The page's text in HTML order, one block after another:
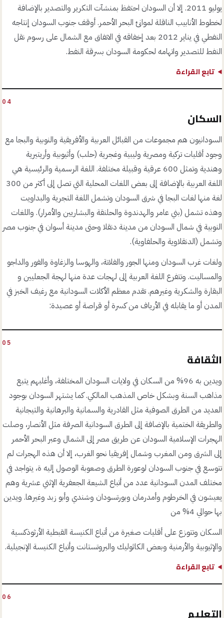
يوليو 2011. إلا أن السودان احتفظ بمنشآت التكرير والتصدير بالإضافة
لخطوط الأنابيب الناقلة لموانئ البحر الأحمر. أوقف جنوب السودان إنتاجه
النفطي في يناير 2012 بعد إخفاقه في الاتفاق مع الشمال على رسوم نقل
النفط للتصدير واتهامه لحكومة السودان بسرقة النفط.
تابع القراءة
04
السكان
السودانيون هم مجموعات من القبائل العربية والأفريقية والنوبية والبجا مع
وجود أقليات تركية ومصرية وليبية وغجرية (حلب) وأثيوبية وأريتيرية
وهندية وتمثل 600 عرقية وقبيلة مختلفة. اللغة الرسمية والرئيسية هي
اللغة العربية بالإضافة إلى بعض اللغات المحلية التي تصل إلى أكثر من 300
لغة منها لغات البجا في شرق السودان وتشمل اللغة التجرية والبداويت
وهذه تشمل (بني عامر والهدندوة والحلنقة والبشاريين والأمرار). واللغات
النوبية في شمال السودان من مدينة دنقلا وحتى مدينة أسوان في جنوب مصر
وتشمل (الدنقلاوية والحلفاوية).
ولغات غرب السودان ومنها الجور والفلاتة، والهوسا والزغاوة والفور والداجو
والمساليت. وتتفرع اللغة العربية إلى لهجات عدة منها لهجة الجعليين و
البقارة والشكرية وغيرهم. تقدم معظم الأكلات السودانية مع رغيف الخبز في
المدن أو ما يقابله في الأرياف من كسرة أو قراصة أو عصيدة:
05
الثقافة
ويدين به 96% من السكان في ولايات السودان المختلفة، وأغلبهم يتبع
مذاهب السنة وبشكل خاص المذهب المالكي. كما يشتهر السودان بوجود
العديد من الطرق الصوفية مثل القادرية والسمانية والبرهانية والتيجانية
والطريقة الختمية بالإضافة إلى الطرق السودانية الصرفة مثل الأنصار، وصلت
الهجرات الإسلامية السودان عن طريق مصر إلى الشمال وعبر البحر الأحمر
إلى الشرق ومن المغرب وشمال إفريقيا نحو الغرب، إلا أن هذه الهجرات لم
تتوسع في جنوب السودان لوعورة الطرق وصعوبة الوصول إليه ة، يتواجد في
مختلف المدن السودانية عدد من أتباع الشيعة الجعفرية الإثني عشرية وهم
يعيشون في الخرطوم وأمدرمان وبورتسودان وشندي وأبو زبد وغيرها. ويدين
بها حوالي 4% من
السكان وتتوزع على أقليات صغيرة من أتباع الكنيسة القبطية الأرثوذكسية
والإثيوبية والأرمنية وبعض الكاثوليك والبروتستانت وأتباع الكنيسة الإنجيلية.
تابع القراءة
06
التعليم